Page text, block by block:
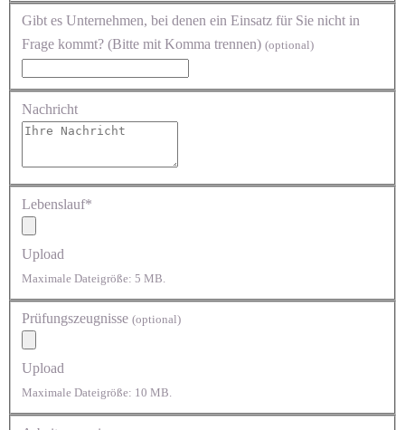
Gibt es Unternehmen, bei denen ein Einsatz für Sie nicht in
Frage kommt? (Bitte mit Komma trennen) (optional)
Nachricht
Lebenslauf*
Upload
Maximale Dateigröße: 5 MB.
Prüfungszeugnisse (optional)
Upload
Maximale Dateigröße: 10 MB.